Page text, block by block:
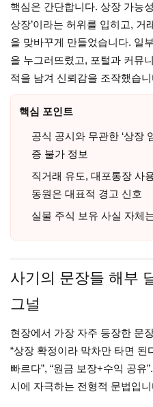
핵심은 간단합니다. 상장 가능
상장’이라는 허위를 입히고, 거
을 맞바꾸게 만들었습니다. 일
을 누그러뜨렸고, 포털과 커뮤
적을 남겨 신뢰감을 조작했습니
핵심 포인트
공식 공시와 무관한 ‘상장
증 불가 정보
직거래 유도, 대포통장 사
동원은 대표적 경고 신호
실물 주식 보유 사실 자체
사기의 문장들 해부
그널
현장에서 가장 자주 등장한 문
“상장 확정이라 막차만 타면 된
빠르다”, “원금 보장+수익 공유
시에 자극하는 전형적 문법입니